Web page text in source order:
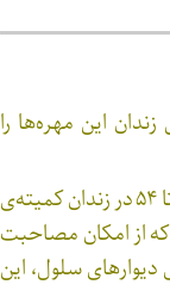
این مهره‌ها را
شریعتی حدود دو سال را در فاصله‌ی سال‌های ۵۲ تا ۵۴ در زندان کمیته‌ی
از امکان مصاحبت
سلول، این